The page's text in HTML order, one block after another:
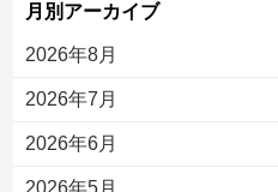
月別アーカイブ
2026年8月
2026年7月
2026年6月